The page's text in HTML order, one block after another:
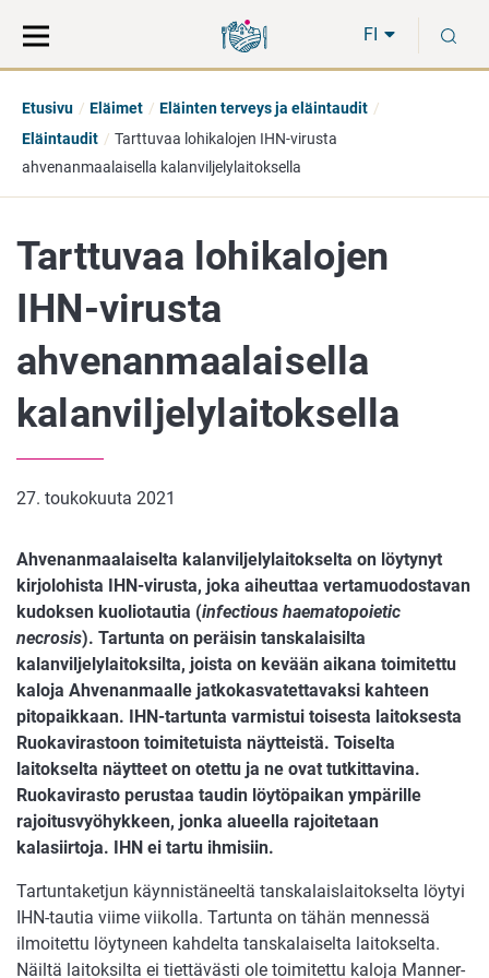
suoraan
sisältöön
koko
sivuston
FI
Etusivu Eläimet
Eläinten terveys ja eläintaudit
Eläintaudit
Tarttuvaa lohikalojen IHN-virusta
ahvenanmaalaisella kalanviljelylaitoksella
Tarttuvaa lohikalojen
IHN-virusta
ahvenanmaalaisella
kalanviljelylaitoksella
27. toukokuuta 2021
Ahvenanmaalaiselta kalanviljelylaitokselta on löytynyt
kirjolohista IHN-virusta, joka aiheuttaa vertamuodostavan
kudoksen kuoliotautia (infectious haematopoietic
necrosis). Tartunta on peräisin tanskalaisilta
kalanviljelylaitoksilta, joista on kevään aikana toimitettu
kaloja Ahvenanmaalle jatkokasvatettavaksi kahteen
pitopaikkaan. IHN-tartunta varmistui toisesta laitoksesta
Ruokavirastoon toimitetuista näytteistä. Toiselta
laitokselta näytteet on otettu ja ne ovat tutkittavina.
Ruokavirasto perustaa taudin löytöpaikan ympärille
rajoitusvyöhykkeen, jonka alueella rajoitetaan
kalasiirtoja. IHN ei tartu ihmisiin.
Tartuntaketjun käynnistäneeltä tanskalaislaitokselta löytyi
IHN-tautia viime viikolla. Tartunta on tähän mennessä
ilmoitettu löytyneen kahdelta tanskalaiselta laitokselta.
Näiltä laitoksilta ei tiettävästi ole toimitettu kaloja Manner-